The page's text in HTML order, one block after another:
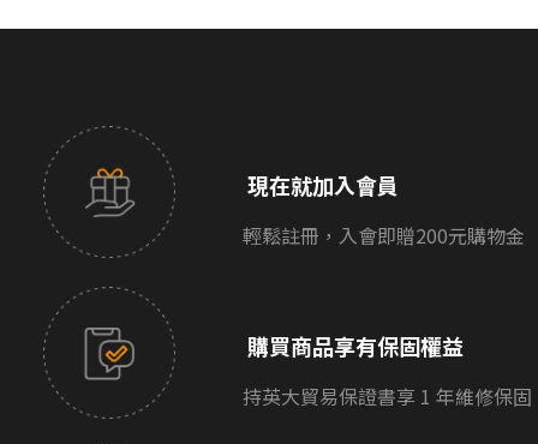
現在就加入會員
輕鬆註冊，入會即贈200元購物金
購買商品享有保固權益
持英大貿易保證書享 1 年維修保固